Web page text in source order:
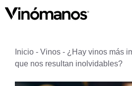
Inicio - Vinos - ¿Hay vinos más
que nos resultan inolvidables?